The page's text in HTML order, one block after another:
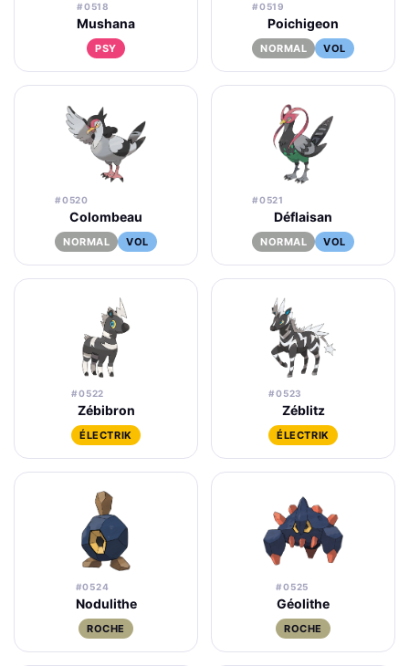
#0518
Mushana
PSY
#0519
Poichigeon
NORMAL VOL
#0520
Colombeau
NORMAL VOL
#0521
Déflaisan
NORMAL VOL
#0522
Zébibron
ÉLECTRIK
#0523
Zéblitz
ÉLECTRIK
#0524
Nodulithe
ROCHE
#0525
Géolithe
ROCHE